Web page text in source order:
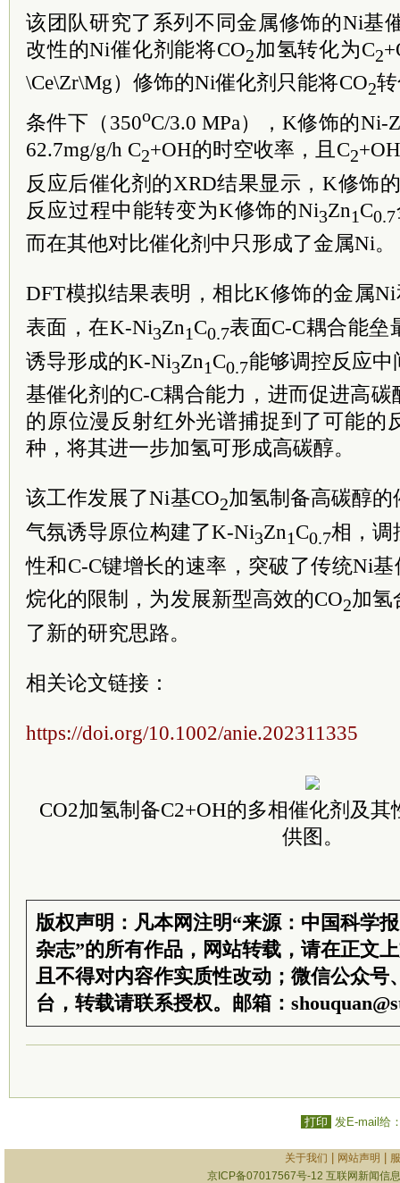
该团队研究了系列不同金属修饰的Ni基
改性的Ni催化剂能将CO2加氢转化为C2
\Ce\Zr\Mg）修饰的Ni催化剂只能将CO2
条件下（350oC/3.0 MPa），K修饰的Ni-
62.7mg/g/h C2+OH的时空收率，且C2
反应后催化剂的XRD结果显示，K修饰
反应过程中能转变为K修饰的Ni3Zn1C0.7
而在其他对比催化剂中只形成了金属Ni。
DFT模拟结果表明，相比K修饰的金属
表面，在K-Ni3Zn1C0.7表面C-C耦合能垒
诱导形成的K-Ni3Zn1C0.7能够调控反应
基催化剂的C-C耦合能力，进而促进高
的原位漫反射红外光谱捕捉到了可能
种，将其进一步加氢可形成高碳醇。
该工作发展了Ni基CO2加氢制备高碳醇
气氛诱导原位构建了K-Ni3Zn1C0.7相，调
性和C-C键增长的速率，突破了传统Ni
烷化的限制，为发展新型高效的CO2加氢
了新的研究思路。
相关论文链接：
https://doi.org/10.1002/anie.202311335
CO2加氢制备C2+OH的多相催化剂及
供图。
版权声明：凡本网注明“来源：中国科学
杂志”的所有作品，网站转载，请在正文
且不得对内容作实质性改动；微信公众号
台，转载请联系授权。邮箱：
打印 发E-mail给
关于我们 网站声明
京ICP备07017567号-12 互联网新闻信